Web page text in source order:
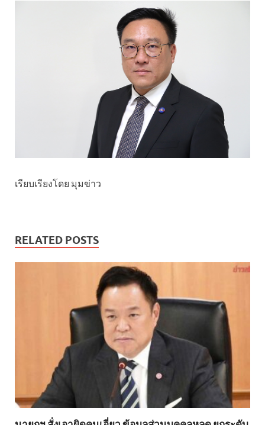
เรียบเรียงโดย มุมข่าว
RELATED POSTS